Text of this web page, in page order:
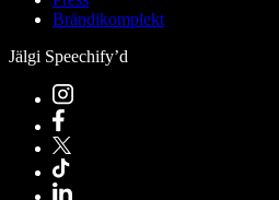
Brändikomplekt
Jälgi Speechify’d